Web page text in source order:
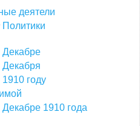
деятели
Политики
Декабре
Декабря
году
Декабре 1910 года